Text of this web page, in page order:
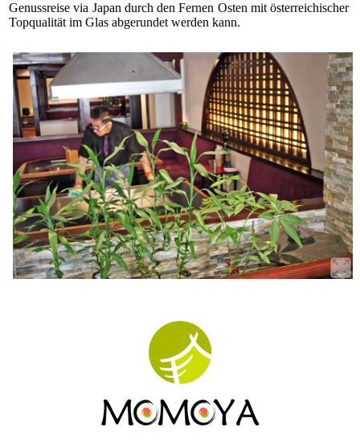
Genussreise via Japan durch den Fernen Osten mit österreichischer
Topqualität im Glas abgerundet werden kann.